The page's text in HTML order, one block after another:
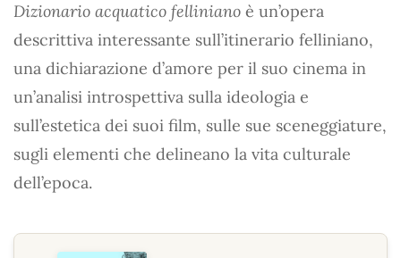
Dizionario acquatico felliniano è un’opera
descrittiva interessante sull’itinerario felliniano,
una dichiarazione d’amore per il suo cinema in
un’analisi introspettiva sulla ideologia e
sull’estetica dei suoi film, sulle sue sceneggiature,
sugli elementi che delineano la vita culturale
dell’epoca.